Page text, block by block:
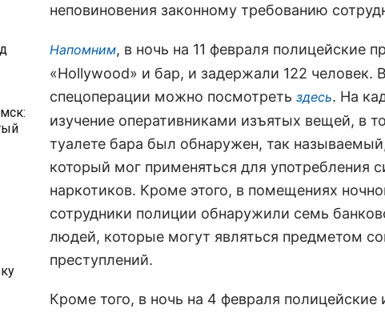
неповиновения законному требованию
Напомним, в ночь на 11 февраля полицейские
«Hollywood» и бар, и задержали 122 человек.
спецоперации можно посмотреть здесь. На
изучение оперативниками изъятых вещей, в
туалете бара был обнаружен, так
который мог применяться для употребления
наркотиков. Кроме этого, в помещениях
сотрудники полиции обнаружили семь
людей, которые могут являться предметом
преступлений.
Кроме того, в ночь на 4 февраля